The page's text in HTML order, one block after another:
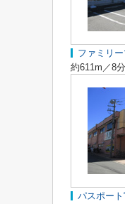
ファミリ
約611m／8分
パスポー